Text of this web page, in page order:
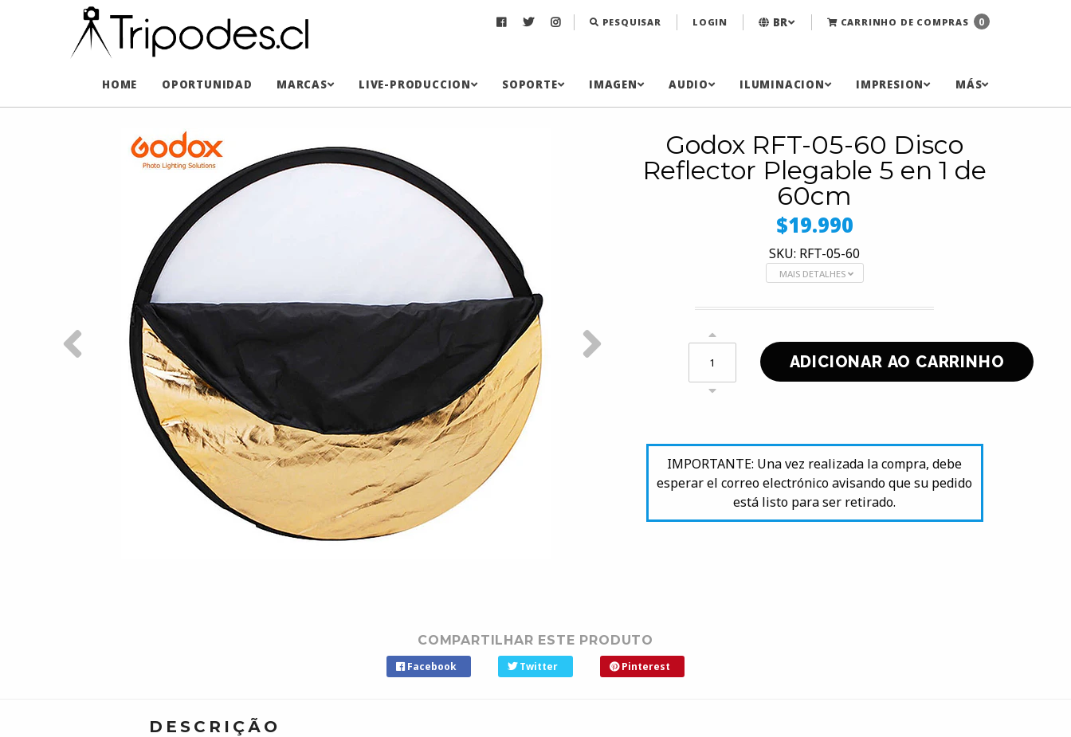
PESQUISAR LOGIN BR CARRINHO DE COMPRAS 0
HOME OPORTUNIDAD MARCAS LIVE-PRODUCCION SOPORTE IMAGEN AUDIO ILUMINACION IMPRESION MÁS
Godox RFT-05-60 Disco
Reflector Plegable 5 en 1 de
60cm
$19.990
SKU: RFT-05-60
MAIS DETALHES
IMPORTANTE: Una vez realizada la compra, debe
esperar el correo electrónico avisando que su pedido
está listo para ser retirado.
COMPARTILHAR ESTE PRODUTO
Facebook Twitter Pinterest
DESCRIÇÃO